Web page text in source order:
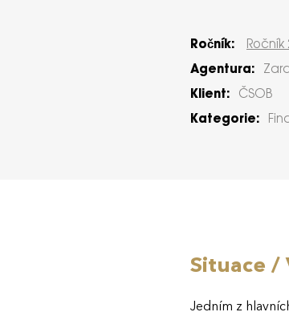
Ročník: Ročník
Agentura:
Klient: ČSOB
Kategorie:
Situace /
Jedním z